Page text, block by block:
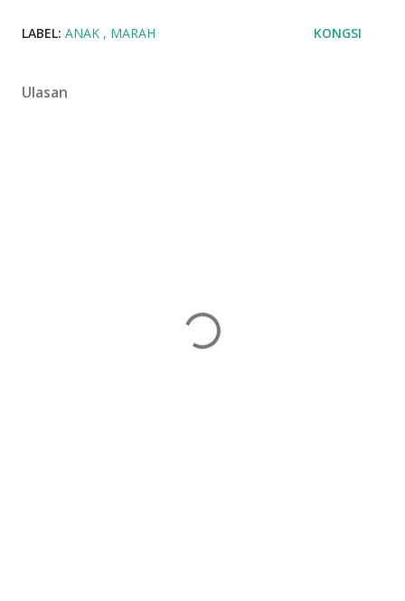
LABEL: ANAK MARAH KONGSI
Ulasan